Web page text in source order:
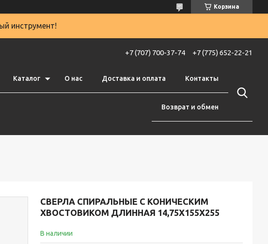
Корзина
инструмент!
+7 (707) 700-37-74 +7 (775) 652-22-21
Каталог О нас Доставка и оплата Контакты
Возврат и обмен
СВЕРЛА СПИРАЛЬНЫЕ С КОНИЧЕСКИМ
ХВОСТОВИКОМ ДЛИННАЯ 14,75Х155Х255
В наличии